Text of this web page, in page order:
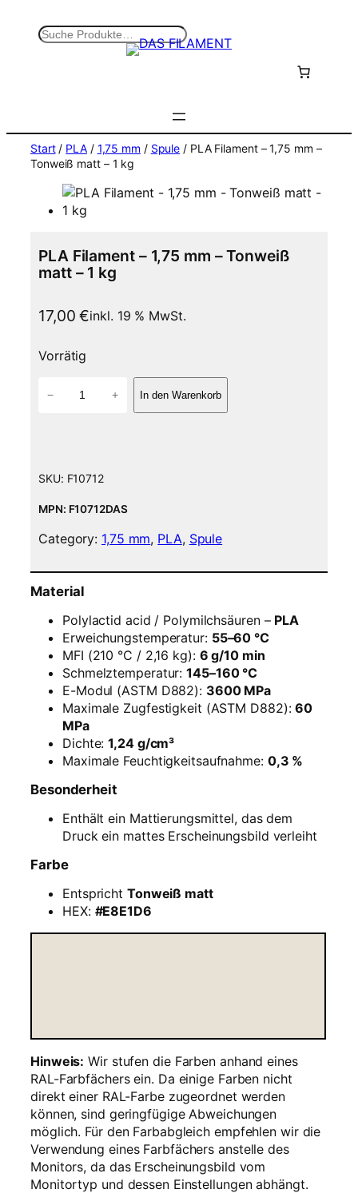
S
Start/ PLA/ 1,75 mm / Spule / PLA Filament – 1,75 mm –
Tonweiß matt – 1 kg
PLA Filament – 1,75 mm – Tonweiß
matt – 1 kg
17,00€inkl. 19 % MwSt.
Vorrätig
l
m
n
1
e
a
1
g
e
− + In den Warenkorb
SKU: F10712
MPN: F10712DAS
Category: 1,75 mm, PLA, Spule
Material
Polylactid acid / Polymilchsäuren – PLA
Erweichungstemperatur: 55–60 °C
MFI (210 °C / 2,16 kg): 6 g/10 min
Schmelztemperatur:145–160 °C
E-Modul (ASTM D882): 3600 MPa
Maximale Zugfestigkeit (ASTM D882):60
MPa
Dichte:1,24 g/cm³
Maximale Feuchtigkeitsaufnahme: 0,3 %
Besonderheit
Enthält ein Mattierungsmittel, das dem
Druck ein mattes Erscheinungsbild verleiht
Farbe
Entspricht Tonweiß matt
HEX: #E8E1D6
Hinweis: Wir stufen die Farben anhand eines
RAL-Farbfächers ein. Da einige Farben nicht
direkt einer RAL-Farbe zugeordnet werden
können, sind geringfügige Abweichungen
möglich. Für den Farbabgleich empfehlen wir die
Verwendung eines Farbfächers anstelle des
Monitors, da das Erscheinungsbild vom
Monitortyp und dessen Einstellungen abhängt.